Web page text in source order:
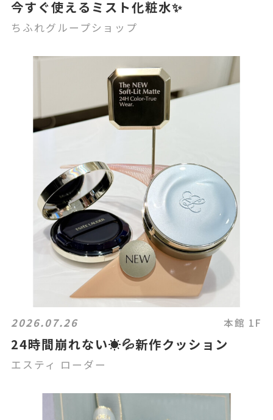
今すぐ使えるミスト化粧水✨
ちふれグループショップ
2026.07.26 本館 1F
24時間崩れない☀️💦新作クッション
エスティ ローダー